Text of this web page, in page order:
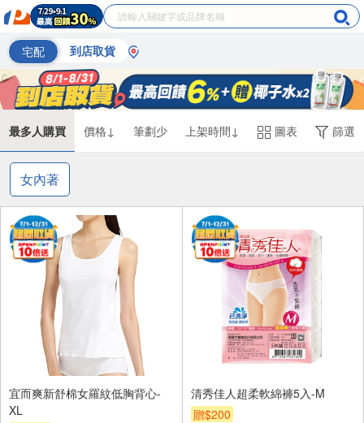
宅配 到店取貨
最多人購買 價格↓ 筆劃少 上架時間↓ 圖表 篩選
女內著
宜而爽新舒棉女羅紋低胸背心-
XL
清秀佳人超柔軟綿褲5入-M
贈$200